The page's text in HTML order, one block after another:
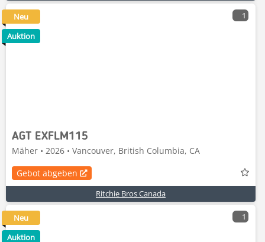
1
AGT EXFLM115
Mäher • 2026 • Vancouver, British Columbia, CA
Gebot abgeben
Ritchie Bros Canada
Neu
Auktion
1
Neu
Auktion